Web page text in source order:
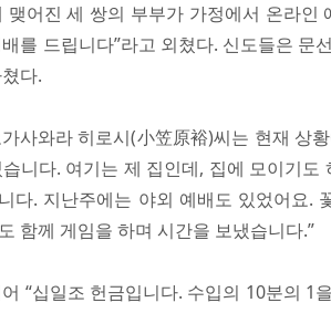
맺어진 세 쌍의 부부가 가정에서 온라인
를 드립니다”라고 외쳤다. 신도들은 문
다.
사와라 히로시(小笠原裕)씨는 현재 상
니다. 여기는 제 집인데, 집에 모이기
다. 지난주에는 야외 예배도 있었어요.
함께 게임을 하며 시간을 보냈습니다.”
“십일조 헌금입니다. 수입의 10분의 1